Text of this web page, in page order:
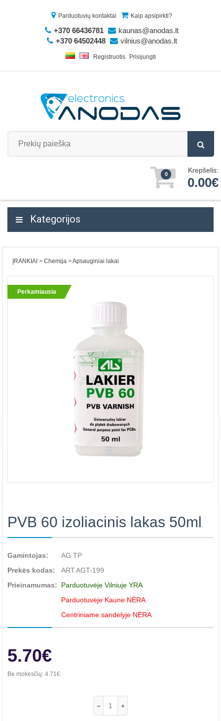
Parduotuvių kontaktai Kaip apsipirkti?
+370 66436781
kaunas@anodas.lt
+370 64502448
vilnius@anodas.lt
Registruotis Prisijungti
0 Krepšelis:
0.00€
Kategorijos
ĮRANKIAI Chemija Apsauginiai lakai
Perkamiausia
PVB 60 izoliacinis lakas 50ml
Gamintojas:
AG TP
Prekės kodas:
ART.AGT-199
Prieinamumas:
Parduotuvėje Vilniuje YRA
Parduotuvėje Kaune NĖRA
Centriniame sandėlyje NĖRA
5.70€
Be mokesčių: 4.71€